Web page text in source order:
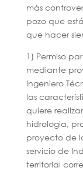
más
pozo que
que hacer
1) Permiso
mediante
Ingeniero
las
quiere
hidrologia,
proyecto de
servicio de
territorial